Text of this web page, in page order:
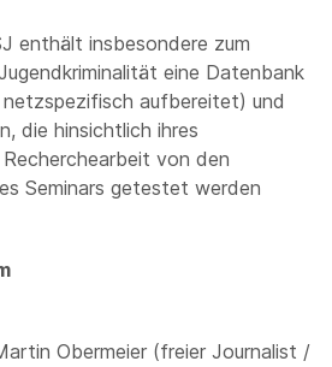
enthält insbesondere zum
eine Datenbank
aufbereitet) und
die hinsichtlich ihres
von den
Seminars getestet werden
Obermeier (freier Journalist /